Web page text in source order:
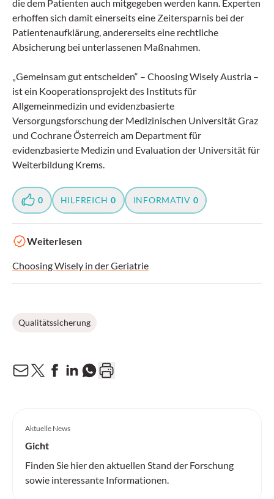
die dem Patienten auch mitgegeben werden kann. Experten
erhoffen sich damit einerseits eine Zeitersparnis bei der
Patientenaufklärung, andererseits eine rechtliche
Absicherung bei unterlassenen Maßnahmen.
„Gemeinsam gut entscheiden“ – Choosing Wisely Austria –
ist ein Kooperationsprojekt des Instituts für
Allgemeinmedizin und evidenzbasierte
Versorgungsforschung der Medizinischen Universität Graz
und Cochrane Österreich am Department für
evidenzbasierte Medizin und Evaluation der Universität für
Weiterbildung Krems.
0 HILFREICH 0 INFORMATIV 0
Weiterlesen
Choosing Wisely in der Geriatrie
Qualitätssicherung
Aktuelle News
Gicht
Finden Sie hier den aktuellen Stand der Forschung
sowie interessante Informationen.